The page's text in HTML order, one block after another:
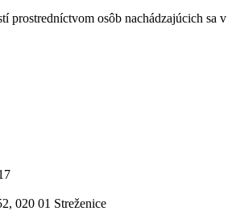
prostredníctvom osôb nachádzajúcich sa v
020 01 Streženice